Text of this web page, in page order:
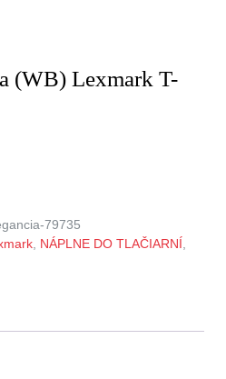
(WB) Lexmark T-
79735
NÁPLNE DO TLAČIARNÍ